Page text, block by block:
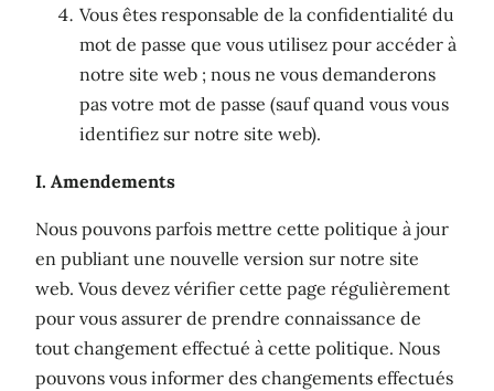
Vous êtes responsable de la confidentialité du
mot de passe que vous utilisez pour accéder à
notre site web ; nous ne vous demanderons
pas votre mot de passe (sauf quand vous vous
identifiez sur notre site web).
I. Amendements
Nous pouvons parfois mettre cette politique à jour
en publiant une nouvelle version sur notre site
web. Vous devez vérifier cette page régulièrement
pour vous assurer de prendre connaissance de
tout changement effectué à cette politique. Nous
pouvons vous informer des changements effectués